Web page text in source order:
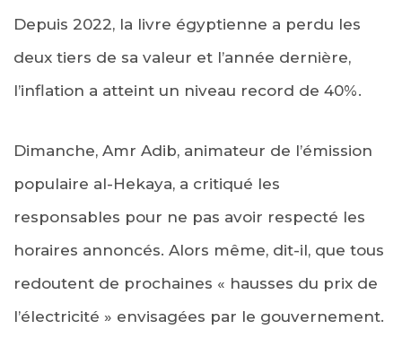
Depuis 2022, la livre égyptienne a perdu les
deux tiers de sa valeur et l’année dernière,
l’inflation a atteint un niveau record de 40%.
Dimanche, Amr Adib, animateur de l’émission
populaire al-Hekaya, a critiqué les
responsables pour ne pas avoir respecté les
horaires annoncés. Alors même, dit-il, que tous
redoutent de prochaines « hausses du prix de
l’électricité » envisagées par le gouvernement.